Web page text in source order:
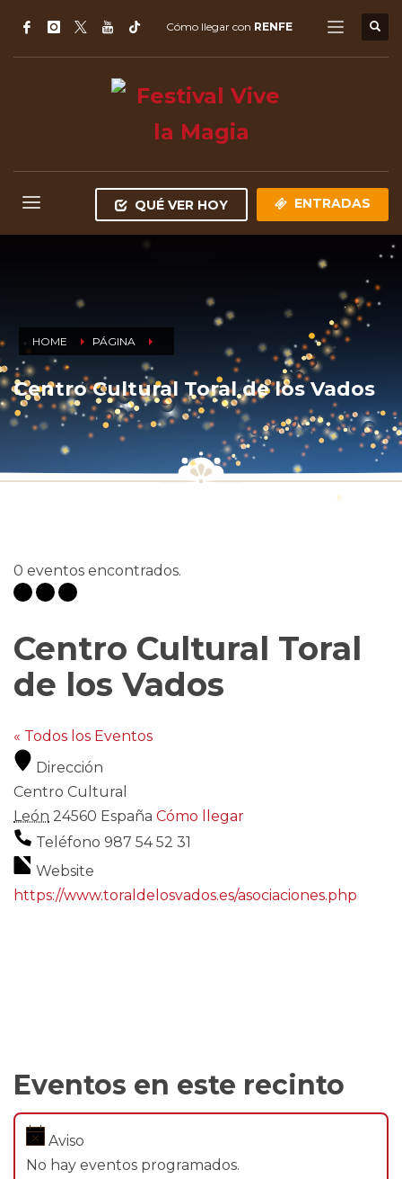
Cómo llegar con RENFE
QUÉ VER HOY ENTRADAS
HOME PÁGINA
Centro Cultural Toral de los Vados
0 eventos encontrados.
Centro Cultural Toral
de los Vados
« Todos los Eventos
Dirección
Centro Cultural
León 24560 España Cómo llegar
Teléfono 987 54 52 31
Website
https://www.toraldelosvados.es/asociaciones.php
Eventos en este recinto
Aviso
No hay eventos programados.